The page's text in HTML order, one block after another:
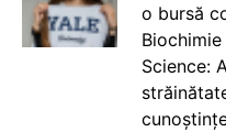
o bursă
Science: